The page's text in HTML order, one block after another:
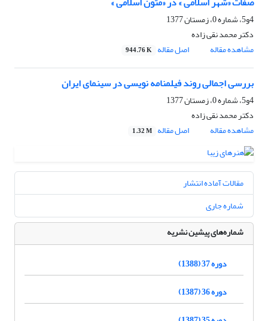
4و5، شماره 0، زمستان 1377
دکتر محمد نقی زاده
مشاهده مقاله
اصل مقاله 944.76 K
بررسی اجمالی روند فیلمنامه نویسی در سینمای ایران
4و5، شماره 0، زمستان 1377
دکتر محمد نقی زاده
مشاهده مقاله
اصل مقاله 1.32 M
مقالات آماده انتشار
شماره جاری
شماره‌های پیشین نشریه
دوره 37 (1388)
دوره 36 (1387)